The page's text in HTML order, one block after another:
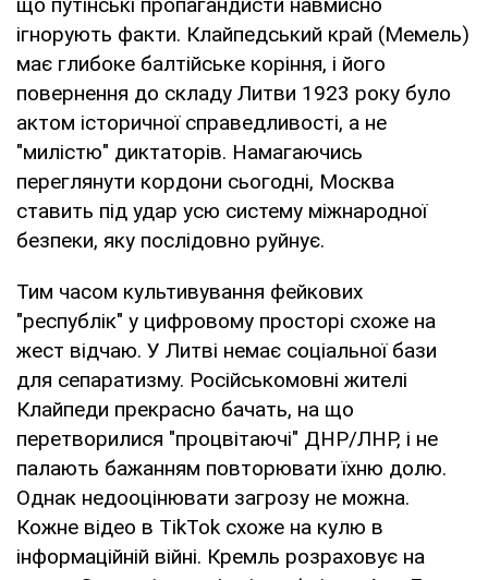
ігнорують факти. Клайпедський край (Мемель)
має глибоке балтійське коріння, і його
повернення до складу Литви 1923 року було
актом історичної справедливості, а не
"милістю" диктаторів. Намагаючись
переглянути кордони сьогодні, Москва
ставить під удар усю систему міжнародної
безпеки, яку послідовно руйнує.
Тим часом культивування фейкових
"республік" у цифровому просторі схоже на
жест відчаю. У Литві немає соціальної бази
для сепаратизму. Російськомовні жителі
Клайпеди прекрасно бачать, на що
перетворилися "процвітаючі" ДНР/ЛНР, і не
палають бажанням повторювати їхню долю.
Однак недооцінювати загрозу не можна.
Кожне відео в TikTok схоже на кулю в
інформаційній війні. Кремль розраховує на